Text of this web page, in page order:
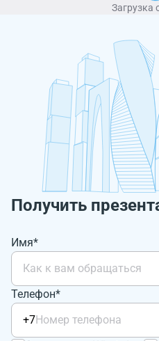
Загрузка
Получить
Имя*
Телефон*
+7